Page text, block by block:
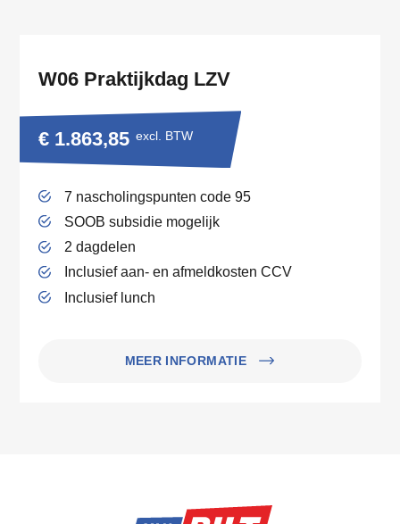
W06 Praktijkdag LZV
€ 1.863,85 excl. BTW
7 nascholingspunten code 95
SOOB subsidie mogelijk
2 dagdelen
Inclusief aan- en afmeldkosten CCV
Inclusief lunch
MEER INFORMATIE